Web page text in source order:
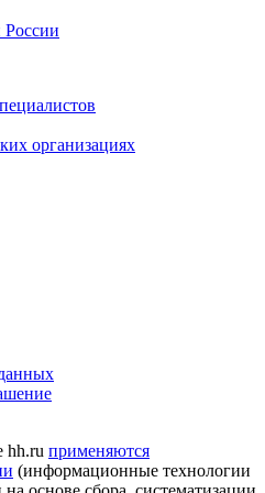
России
организациях
hh.ru применяются
(информационные технологии